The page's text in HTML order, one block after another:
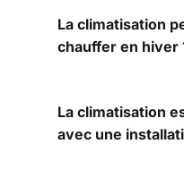
La climatisation
chauffer en hiver
La climatisation
avec une